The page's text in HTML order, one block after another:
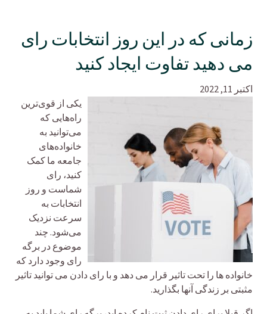
زمانی که در این روز انتخابات رای
می دهید تفاوت ایجاد کنید
اکتبر 11, 2022
یکی از قوی‌ترین
راه‌هایی که
می‌توانید به
خانواده‌های
جامعه ما کمک
کنید، رای
شماست و روز
انتخابات به
سرعت نزدیک
می‌شود. چند
موضوع در برگه
رای وجود دارد که
خانواده ها را تحت تاثیر قرار می دهد و با رای دادن می توانید تاثیر
مثبتی بر زندگی آنها بگذارید.